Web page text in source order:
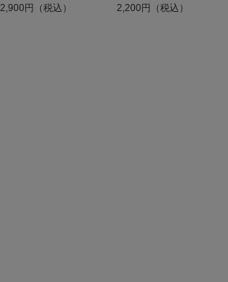
2,900円（税込） 2,200円（税込）